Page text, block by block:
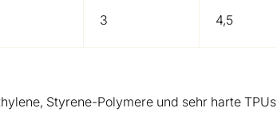
3 4,5
Styrene-Polymere und sehr harte TPUs